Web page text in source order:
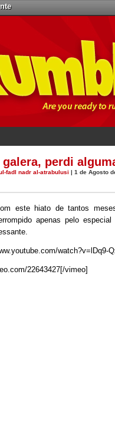
galera, perdi
fadl nadr al-atrabulusi | 1 de Agosto
este hiato de tantos
apenas pelo
watch?v=lDq9-
22643427[/vimeo]